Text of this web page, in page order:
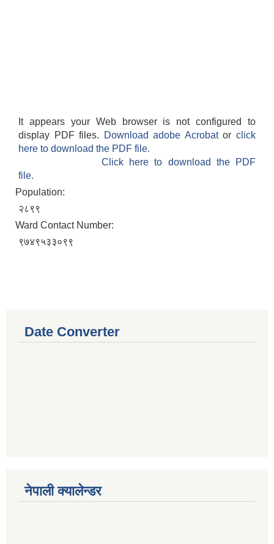
It appears your Web browser is not configured to
display PDF files.
Download adobe Acrobatorclick
here to download the PDF file.
Click here to download the PDF
file.
Population:
२८९९
Ward Contact Number:
९७४९५३३०९९
Date Converter
नेपाली क्यालेन्डर